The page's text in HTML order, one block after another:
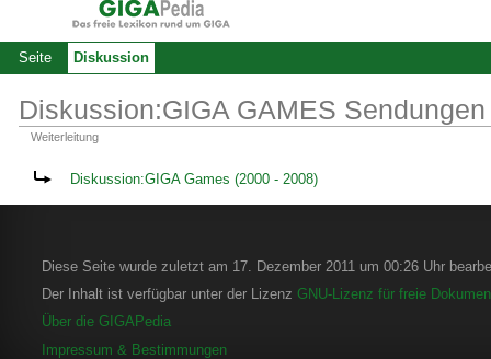
Diskussion:GIGA GAMES Sendungen
Weiterleitung
Weiterleitung nach:
Diskussion:GIGA Games (2000 - 2008)
Seite Diskussion
Diese Seite wurde zuletzt am 17. Dezember 2011 um 00:26 Uhr
Der Inhalt ist verfügbar unter der Lizenz GNU-Lizenz für freie
Über die GIGAPedia
Impressum & Bestimmungen